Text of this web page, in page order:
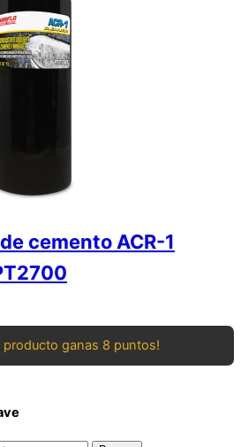
cemento ACR-1
ganas 8 puntos!